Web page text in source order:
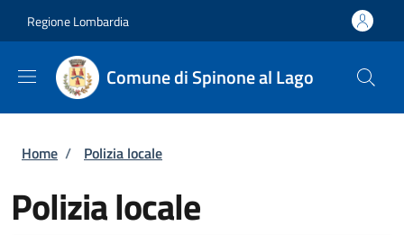
Regione Lombardia
Comune di Spinone al Lago
Briciole di pane
Home / Polizia locale
Polizia locale